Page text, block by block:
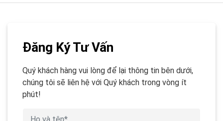
Đăng Ký Tư Vấn
Quý khách hàng vui lòng để lại thông tin bên dưới,
chúng tôi sẽ liên hệ với Quý khách trong vòng ít
phút!